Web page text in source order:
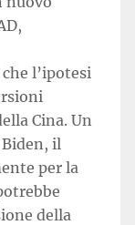
l’ipotesi
Cina. Un
il
per la
della